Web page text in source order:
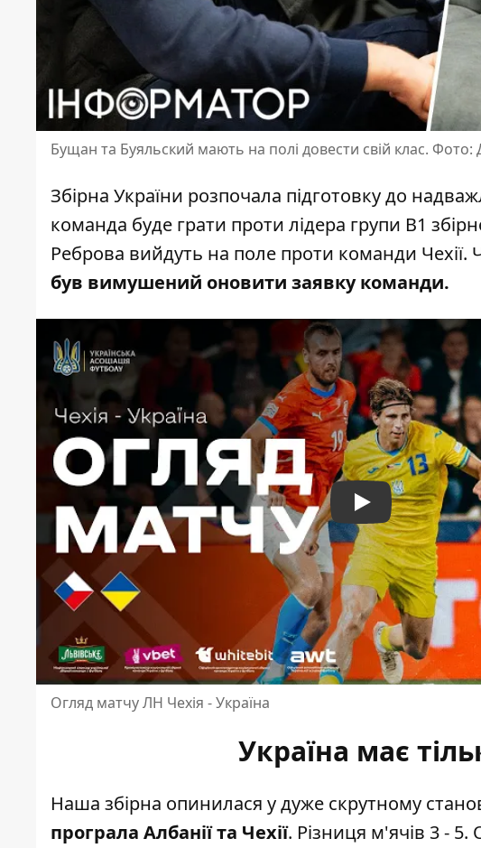
Бущан та Буяльский мають на полі довести свій клас.
Збірна України розпочала підготовку до
команда буде грати проти лідера групи В1
Реброва вийдуть на поле проти команди Чехії.
був вимушений оновити заявку команди.
Play
Огляд матчу ЛН Чехія - Україна
Україна має
Наша збірна опинилася у дуже скрутному
програла Албанії та Чехії. Різниця м'ячів 3 - 5.